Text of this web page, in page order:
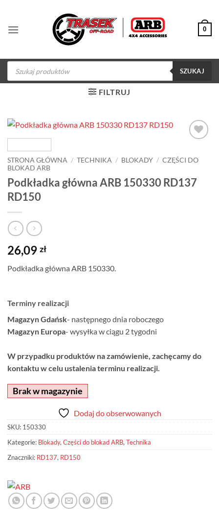
zawartości
0
Wyszukiwarka
produktów
SZUKAJ
FILTRUJ
obserwowanych
STRONA GŁÓWNA / TECHNIKA / BLOKADY / CZĘŚCI DO
BLOKAD ARB
Podkładka główna ARB 150330 RD137
RD150
26,09 zł
Podkładka główna ARB 150330.
Terminy realizacji
Magazyn Gdańsk- następnego dnia roboczego
Magazyn Europa- wysyłka w ciągu 2 tygodni
W przypadku produktów na zamówienie, zachęcamy do
kontaktu w celu ustalenia terminu realizacji.
Brak w magazynie
Dodaj do obserwowanych
SKU: 150330
Kategorie: Blokady,Części do blokad ARB,Technika
Znaczniki: RD137, RD150